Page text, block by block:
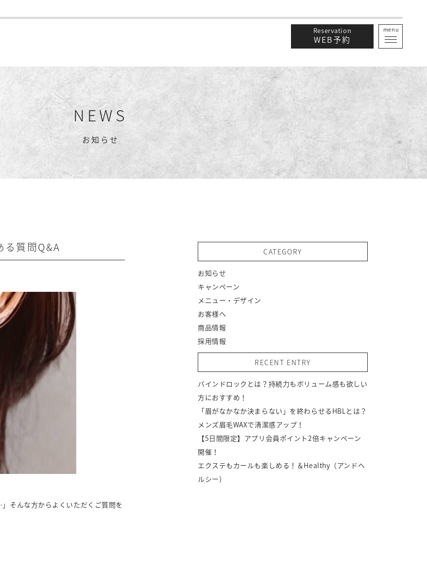
Reservation
WEB予約
menu
NEWS
お知らせ
る質問Q&A
そんな方からよくいただくご質問を
CATEGORY
お知らせ
キャンペーン
メニュー・デザイン
お客様へ
商品情報
採用情報
RECENT ENTRY
バインドロックとは？持続力もボリューム感も欲しい
方におすすめ！
「眉がなかなか決まらない」を終わらせるHBLとは？
メンズ眉毛WAXで清潔感アップ！
【5日間限定】アプリ会員ポイント2倍キャンペーン
開催！
エクステもカールも楽しめる！＆Healthy（アンドヘ
ルシー）